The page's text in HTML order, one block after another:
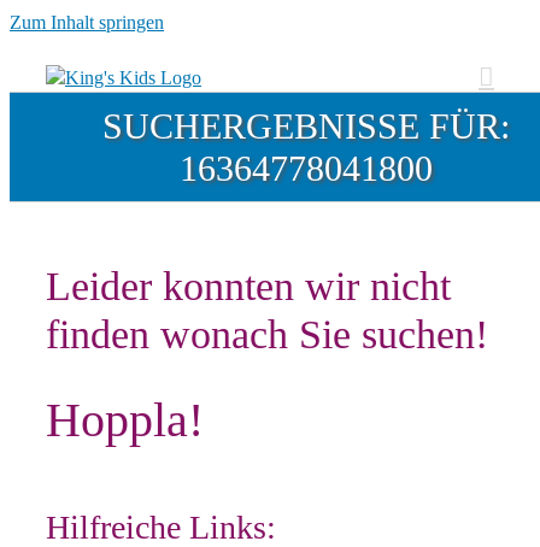
Zum Inhalt springen
SUCHERGEBNISSE FÜR:
16364778041800
Leider konnten wir nicht
finden wonach Sie suchen!
Hoppla!
Hilfreiche Links: